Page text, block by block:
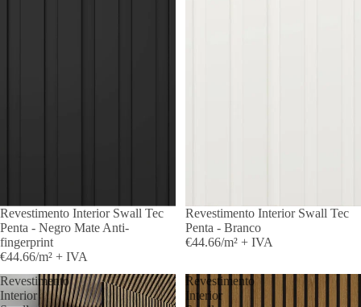
Revestimento Interior Swall Tec
Penta - Negro Mate Anti-
fingerprint
€44.66/m² + IVA
Revestimento Interior Swall Tec
Penta - Branco
€44.66/m² + IVA
Revestimento
Interior
Revestimento
Interior